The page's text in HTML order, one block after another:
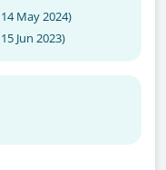
14 May 2024)
15 Jun 2023)